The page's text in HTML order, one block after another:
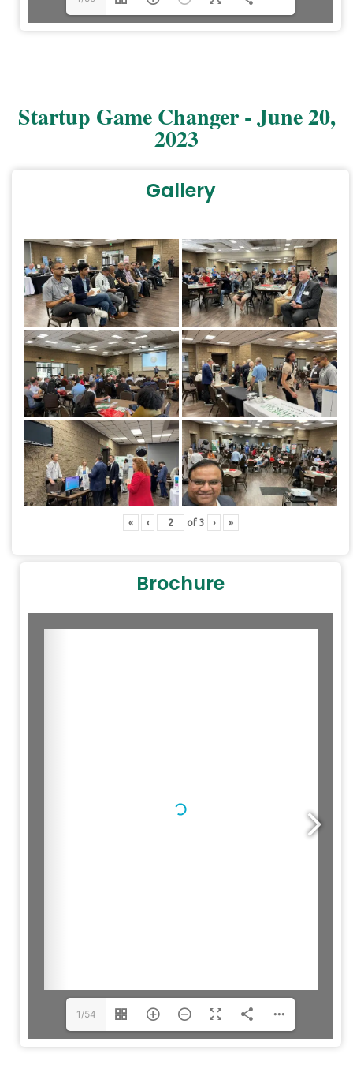
Startup Game Changer - June 20,
2023
Gallery
« ‹ of 3 › »
Brochure
1/54